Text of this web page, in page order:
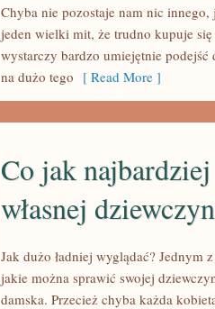
Chyba nie pozostaje nam nic
jeden wielki mit, że trudno kupuje
wystarczy bardzo umiejętnie
na dużo tego [ Read More ]
Co jak
własnej
Jak dużo ładniej wyglądać? Jednym
jakie można sprawić swojej
damska. Przecież chyba każda